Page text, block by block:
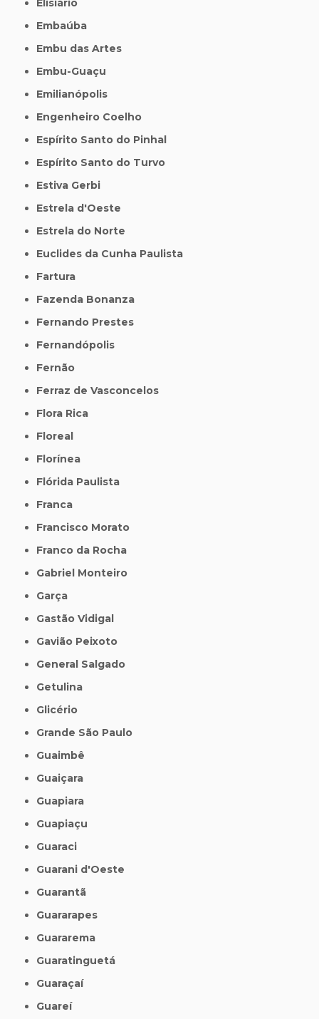
Elisiário
Embaúba
Embu das Artes
Embu-Guaçu
Emilianópolis
Engenheiro Coelho
Espírito Santo do Pinhal
Espírito Santo do Turvo
Estiva Gerbi
Estrela d'Oeste
Estrela do Norte
Euclides da Cunha Paulista
Fartura
Fazenda Bonanza
Fernando Prestes
Fernandópolis
Fernão
Ferraz de Vasconcelos
Flora Rica
Floreal
Florínea
Flórida Paulista
Franca
Francisco Morato
Franco da Rocha
Gabriel Monteiro
Garça
Gastão Vidigal
Gavião Peixoto
General Salgado
Getulina
Glicério
Grande São Paulo
Guaimbê
Guaiçara
Guapiara
Guapiaçu
Guaraci
Guarani d'Oeste
Guarantã
Guararapes
Guararema
Guaratinguetá
Guaraçaí
Guareí